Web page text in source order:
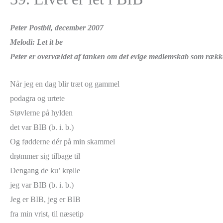
Peter Postbil, december 2007
Melodi: Let it be
Peter er overvældet af tanken om det evige medlemskab som
Når jeg en dag blir træt og gammel
podagra og urtete
Støvlerne på hylden
det var BIB (b. i. b.)
Og fødderne dér på min skammel
drømmer sig tilbage til
Dengang de ku’ krølle
jeg var BIB (b. i. b.)
Jeg er BIB, jeg er BIB
fra min vrist, til næsetip